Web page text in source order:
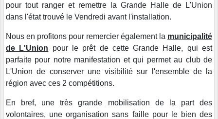
pour tout ranger et remettre la Grande Halle de L'Union
dans l'état trouvé le Vendredi avant l'installation.
Nous en profitons pour remercier également la municipalité
de L'Union pour le prêt de cette Grande Halle, qui est
parfaite pour notre manifestation et qui permet au club de
L'Union de conserver une visibilité sur l'ensemble de la
région avec ces 2 compétitions.
En bref, une très grande mobilisation de la part des
volontaires, une organisation sans faille pour le bien des